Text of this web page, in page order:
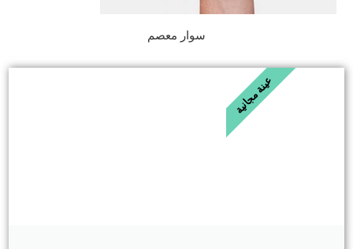
سوار معصم
عينة مجانية